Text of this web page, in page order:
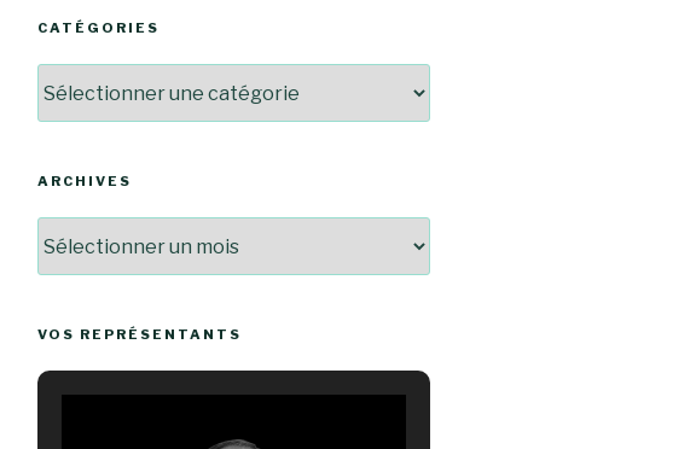
CATÉGORIES
ARCHIVES
VOS REPRÉSENTANTS